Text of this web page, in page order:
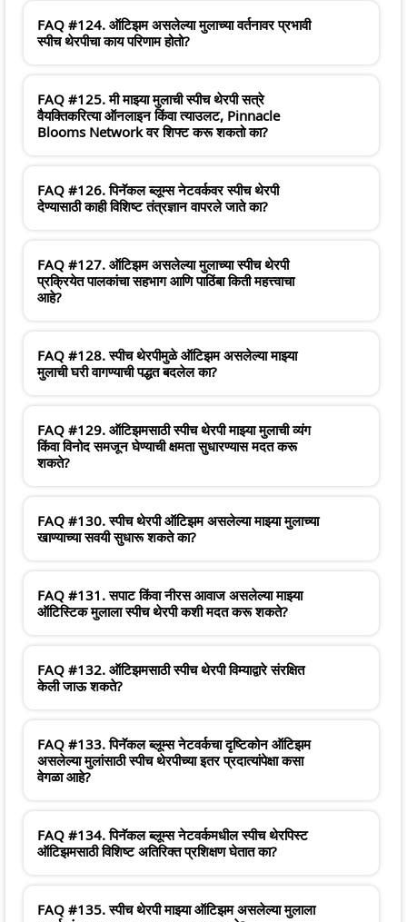
FAQ #124. ऑटिझम असलेल्या मुलाच्या वर्तनावर प्रभावी
स्पीच थेरपीचा काय परिणाम होतो?
FAQ #125. मी माझ्या मुलाची स्पीच थेरपी सत्रे
वैयक्तिकरित्या ऑनलाइन किंवा त्याउलट, Pinnacle
Blooms Network वर शिफ्ट करू शकतो का?
FAQ #126. पिनॅकल ब्लूम्स नेटवर्कवर स्पीच थेरपी
देण्यासाठी काही विशिष्ट तंत्रज्ञान वापरले जाते का?
FAQ #127. ऑटिझम असलेल्या मुलाच्या स्पीच थेरपी
प्रक्रियेत पालकांचा सहभाग आणि पाठिंबा किती महत्त्वाचा
आहे?
FAQ #128. स्पीच थेरपीमुळे ऑटिझम असलेल्या माझ्या
मुलाची घरी वागण्याची पद्धत बदलेल का?
FAQ #129. ऑटिझमसाठी स्पीच थेरपी माझ्या मुलाची व्यंग
किंवा विनोद समजून घेण्याची क्षमता सुधारण्यास मदत करू
शकते?
FAQ #130. स्पीच थेरपी ऑटिझम असलेल्या माझ्या मुलाच्या
खाण्याच्या सवयी सुधारू शकते का?
FAQ #131. सपाट किंवा नीरस आवाज असलेल्या माझ्या
ऑटिस्टिक मुलाला स्पीच थेरपी कशी मदत करू शकते?
FAQ #132. ऑटिझमसाठी स्पीच थेरपी विम्याद्वारे संरक्षित
केली जाऊ शकते?
FAQ #133. पिनॅकल ब्लूम्स नेटवर्कचा दृष्टिकोन ऑटिझम
असलेल्या मुलांसाठी स्पीच थेरपीच्या इतर प्रदात्यांपेक्षा कसा
वेगळा आहे?
FAQ #134. पिनॅकल ब्लूम्स नेटवर्कमधील स्पीच थेरपिस्ट
ऑटिझमसाठी विशिष्ट अतिरिक्त प्रशिक्षण घेतात का?
FAQ #135. स्पीच थेरपी माझ्या ऑटिझम असलेल्या मुलाला